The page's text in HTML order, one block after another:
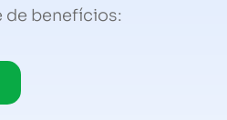
de benefícios: